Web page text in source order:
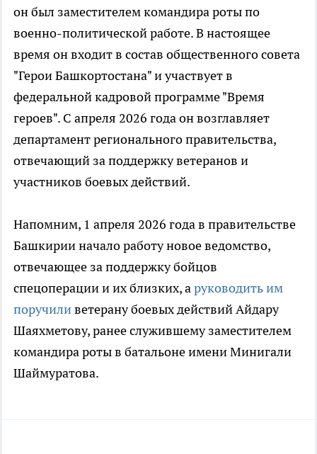
он был заместителем командира роты по
военно-политической работе. В настоящее
время он входит в состав общественного совета
"Герои Башкортостана" и участвует в
федеральной кадровой программе "Время
героев". С апреля 2026 года он возглавляет
департамент регионального правительства,
отвечающий за поддержку ветеранов и
участников боевых действий.
Напомним, 1 апреля 2026 года в правительстве
Башкирии начало работу новое ведомство,
отвечающее за поддержку бойцов
спецоперации и их близких, аруководить им
поручиливетерану боевых действий Айдару
Шаяхметову, ранее служившему заместителем
командира роты в батальоне имени Минигали
Шаймуратова.